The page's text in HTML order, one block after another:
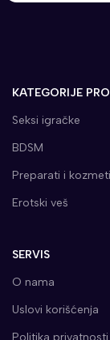
KATEGORIJE
Seksi igračke
BDSM
Preparati i
Erotski veš
SERVIS
O nama
Uslovi korišćenja
Politika privatnosti